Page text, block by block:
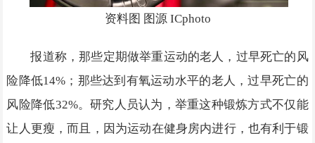
资料图 图源 ICphoto
报道称，那些定期做举重运动的老人，过早死亡的风
险降低14%；那些达到有氧运动水平的老人，过早死亡的
风险降低32%。研究人员认为，举重这种锻炼方式不仅能
让人更瘦，而且，因为运动在健身房内进行，也有利于锻